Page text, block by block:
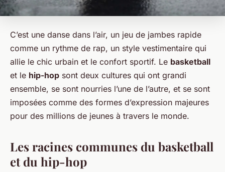
C’est une danse dans l’air, un jeu de jambes rapide
comme un rythme de rap, un style vestimentaire qui
allie le chic urbain et le confort sportif. Le basketball
et le hip-hop sont deux cultures qui ont grandi
ensemble, se sont nourries l’une de l’autre, et se sont
imposées comme des formes d’expression majeures
pour des millions de jeunes à travers le monde.
Les racines communes du basketball
et du hip-hop